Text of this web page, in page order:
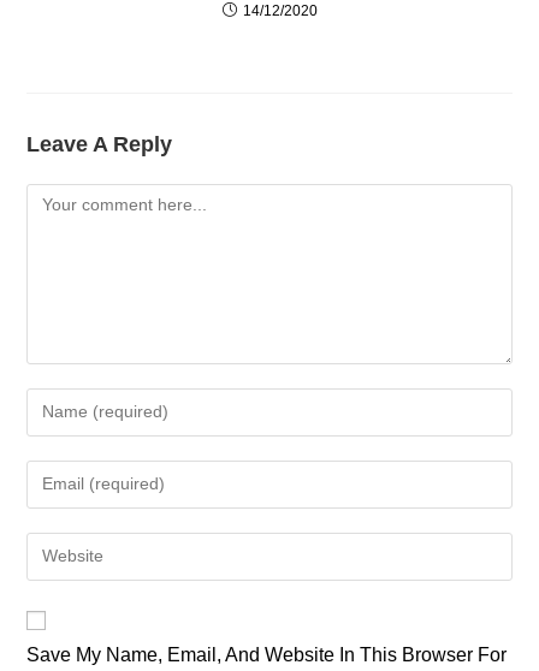
14/12/2020
Leave A Reply
Comment
Enter
Your
Name
Or
To
Comment
Enter
Your
Email
Address
Enter
Your
URL
(optional)
Save My Name, Email, And Website In This Browser For